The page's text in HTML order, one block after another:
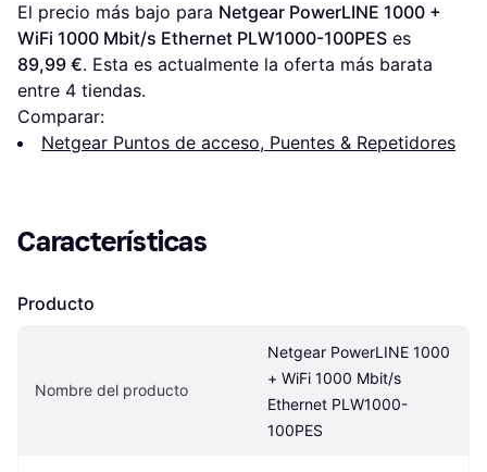
El precio más bajo para Netgear PowerLINE 1000 +
WiFi 1000 Mbit/s Ethernet PLW1000-100PES
89,99 €. Esta es actualmente la oferta más barata
entre 4 tiendas.
Comparar:
Netgear Puntos de acceso, Puentes & Repetidores
Características
Producto
Nombre del producto
Netgear PowerLINE 1000
+ WiFi 1000 Mbit/s
Ethernet PLW1000-
100PES